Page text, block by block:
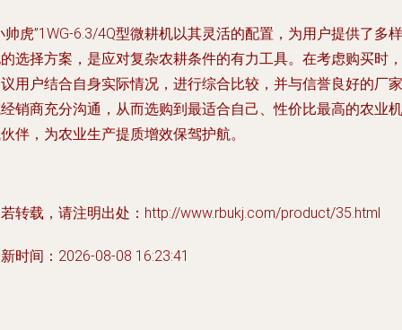
帅虎”1WG-6.3/4Q型微耕机以其灵活的配置，为用户提供了多样
选择方案，是应对复杂农耕条件的有力工具。在考虑购买时，
用户结合自身实际情况，进行综合比较，并与信誉良好的厂家
销商充分沟通，从而选购到最适合自己、性价比最高的农业机
伴，为农业生产提质增效保驾护航。
转载，请注明出处：http://www.rbukj.com/product/35.html
时间：2026-08-08 16:23:41